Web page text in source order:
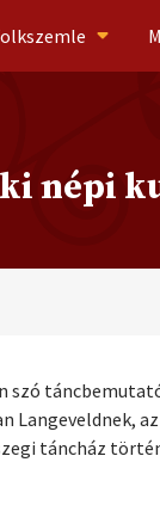
népi
szó
Langeveldnek,
táncház